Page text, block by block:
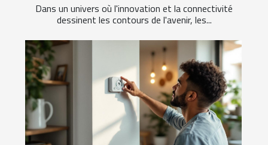
Dans un univers où l'innovation et la connectivité
dessinent les contours de l'avenir, les...